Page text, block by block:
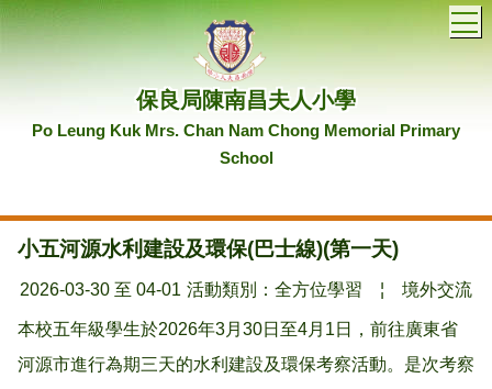
保良局陳南昌夫人小學
Po Leung Kuk Mrs. Chan Nam Chong Memorial Primary
School
小五河源水利建設及環保(巴士線)(第一天)
2026-03-30 至 04-01 活動類別：全方位學習 ¦ 境外交流
本校五年級學生於2026年3月30日至4月1日，前往廣東省
河源市進行為期三天的水利建設及環保考察活動。是次考察